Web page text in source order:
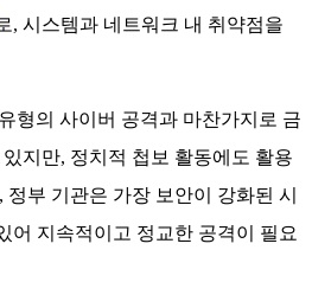
, 시스템과 네트워크 내 취약점을
형의 사이버 공격과 마찬가지로 금
지만, 정치적 첩보 활동에도 활용
부 기관은 가장 보안이 강화된 시
어 지속적이고 정교한 공격이 필요